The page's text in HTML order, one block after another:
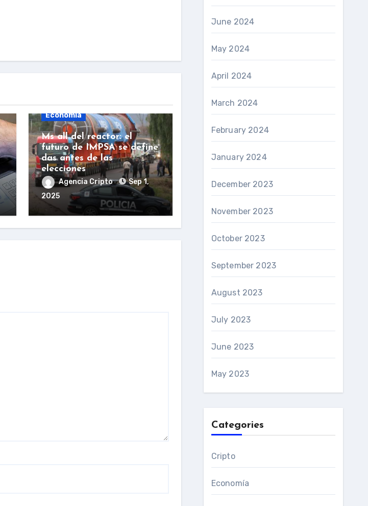
Economía
Ms all del reactor: el
futuro de IMPSA se define
das antes de las
elecciones
Agencia Cripto
Sep 1,
2025
June 2024
May 2024
April 2024
March 2024
February 2024
January 2024
December 2023
November 2023
October 2023
September 2023
August 2023
July 2023
June 2023
May 2023
Categories
Cripto
Economía